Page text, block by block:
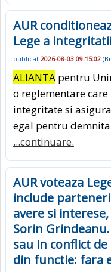
AUR
Lege a
publicat 2026-08-03 09:15:02 (
ALIANTA pentru
o reglementare
integritate si
egal pentru
...continuare.
AUR voteaza
include
avere si
Sorin
sau in conflict
din functie: fara